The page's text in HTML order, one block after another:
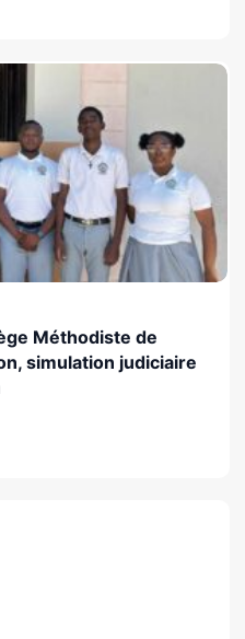
Méthodiste de
simulation judiciaire